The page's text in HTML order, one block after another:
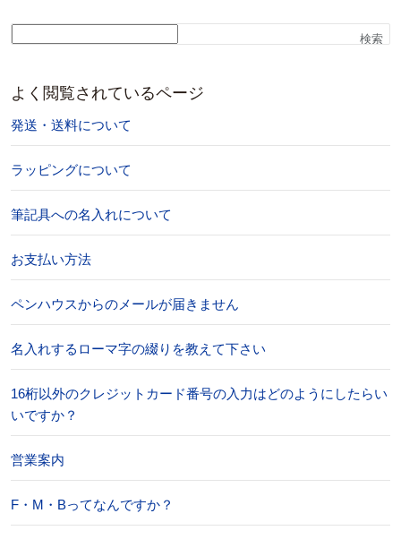
検索
よく閲覧されているページ
発送・送料について
ラッピングについて
筆記具への名入れについて
お支払い方法
ペンハウスからのメールが届きません
名入れするローマ字の綴りを教えて下さい
16桁以外のクレジットカード番号の入力はどのようにしたらい
いですか？
営業案内
F・M・Bってなんですか？